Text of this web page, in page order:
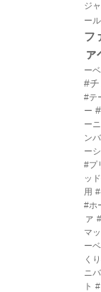
ジ
ール
フ
ー
#
#テ
ー
ー
ン
ー
#プ
ッ
用
#ホ
ァ
マ
ー
く
ニ
ト